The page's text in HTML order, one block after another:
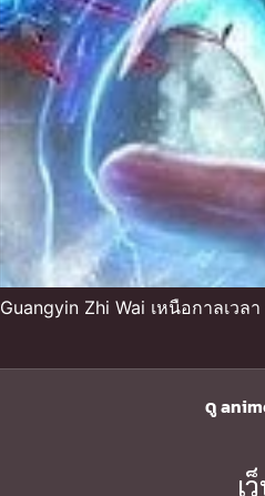
Guangyin Zhi Wai เหนือกาลเวล
ดู
เ